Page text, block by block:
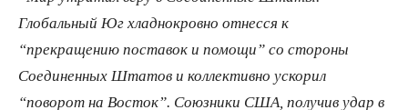
Глобальный Юг хладнокровно отнесся к
“прекращению поставок и помощи” со стороны
Соединенных Штатов и коллективно ускорил
“поворот на Восток”. Союзники США, получив удар в